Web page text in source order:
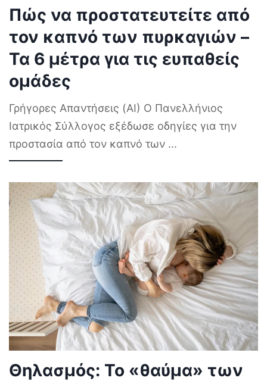
Πώς να προστατευτείτε από
τον καπνό των πυρκαγιών –
Τα 6 μέτρα για τις ευπαθείς
ομάδες
Γρήγορες Απαντήσεις (AI) Ο Πανελλήνιος
Ιατρικός Σύλλογος εξέδωσε οδηγίες για την
προστασία από τον καπνό των ...
Θηλασμός: Το «θαύμα» των